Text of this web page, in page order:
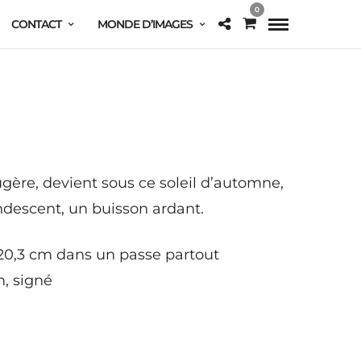
CONTACT MONDE D’IMAGES
0
devient sous ce soleil d’automne,
un buisson ardant.
cm dans un passe partout
signé